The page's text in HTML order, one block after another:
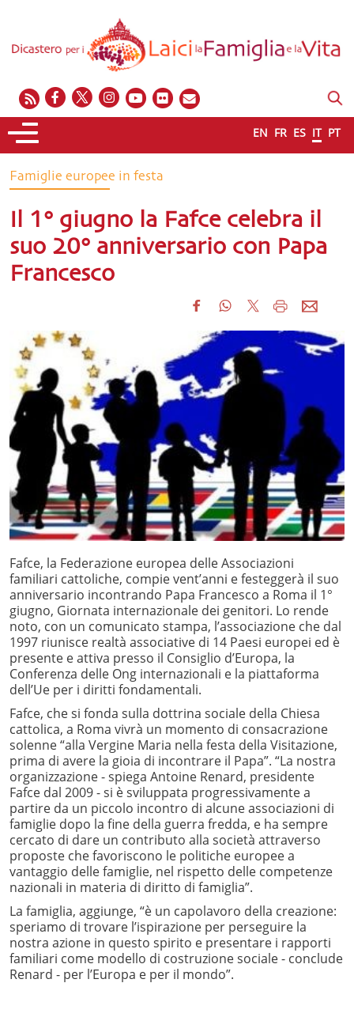
EN FR ES IT PT
Famiglie europee in festa
Il 1° giugno la Fafce celebra il
suo 20° anniversario con Papa
Francesco
Fafce, la Federazione europea delle Associazioni
familiari cattoliche, compie vent’anni e festeggerà il suo
anniversario incontrando Papa Francesco a Roma il 1°
giugno, Giornata internazionale dei genitori. Lo rende
noto, con un comunicato stampa, l’associazione che dal
1997 riunisce realtà associative di 14 Paesi europei ed è
presente e attiva presso il Consiglio d’Europa, la
Conferenza delle Ong internazionali e la piattaforma
dell’Ue per i diritti fondamentali.
Fafce, che si fonda sulla dottrina sociale della Chiesa
cattolica, a Roma vivrà un momento di consacrazione
solenne “alla Vergine Maria nella festa della Visitazione,
prima di avere la gioia di incontrare il Papa”. “La nostra
organizzazione - spiega Antoine Renard, presidente
Fafce dal 2009 - si è sviluppata progressivamente a
partire da un piccolo incontro di alcune associazioni di
famiglie dopo la fine della guerra fredda, e ha sempre
cercato di dare un contributo alla società attraverso
proposte che favoriscono le politiche europee a
vantaggio delle famiglie, nel rispetto delle competenze
nazionali in materia di diritto di famiglia”.
La famiglia, aggiunge, “è un capolavoro della creazione:
speriamo di trovare l’ispirazione per perseguire la
nostra azione in questo spirito e presentare i rapporti
familiari come modello di costruzione sociale - conclude
Renard - per l’Europa e per il mondo”.